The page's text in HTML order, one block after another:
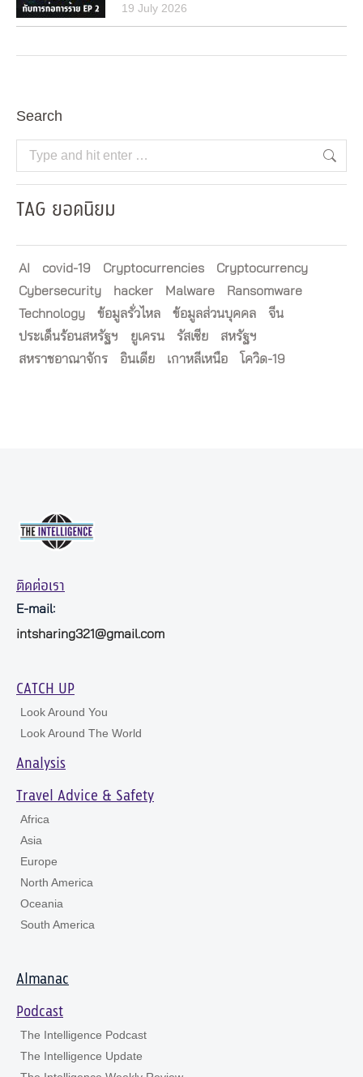
19 July 2026
Search
Search:
TAG ยอดนิยม
AI covid-19 Cryptocurrencies
Cryptocurrency
Cybersecurity
hacker Malware
Ransomware
Technology
ข้อมูลรั่วไหล ข้อมูลส่วนบุคคล
จีน
ประเด็นร้อนสหรัฐฯ
ยูเครน รัสเซีย
สหรัฐฯ
สหราชอาณาจักร
อินเดีย เกาหลีเหนือ โควิด-19
ติดต่อเรา
E-mail:
intsharing321@gmail.com
CATCH UP
Look Around You
Look Around The World
Analysis
Travel Advice & Safety
Africa
Asia
Europe
North America
Oceania
South America
Almanac
Podcast
The Intelligence Podcast
The Intelligence Update